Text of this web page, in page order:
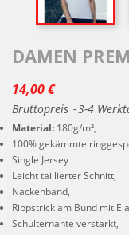
DAMEN
14,00 €
Bruttopreis 3-4
Material: 180g/m²,
100% gekämmte
Single Jersey
Leicht taillierter Schnitt,
Nackenband,
Rippstrick am Bund mit
Schulternähte verstärkt,